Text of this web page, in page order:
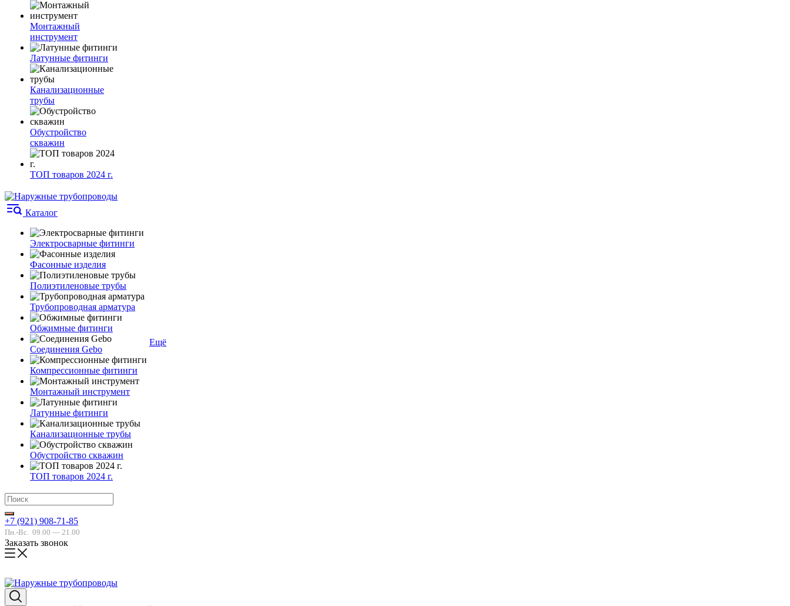
Монтажный
инструмент
Латунные фитинги
Канализационные
трубы
Обустройство
скважин
ТОП товаров 2024 г.
Каталог
Электросварные фитинги
Фасонные изделия
Полиэтиленовые трубы
Трубопроводная арматура
Обжимные фитинги
Соединения Gebo
Компрессионные фитинги
Монтажный инструмент
Латунные фитинги
Канализационные трубы
Обустройство скважин
ТОП товаров 2024 г.
Ещё
+7 (921) 908-71-85
Пн.-Вс. 09.00 — 21.00
Заказать звонок